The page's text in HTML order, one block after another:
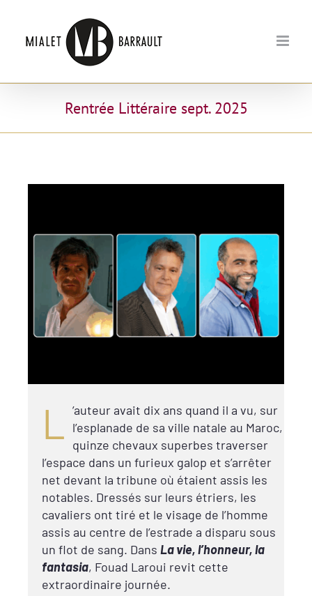
Rentrée Littéraire sept. 2025
L ’auteur avait dix ans quand il a vu, sur
l’esplanade de sa ville natale au Maroc,
quinze chevaux superbes traverser
l’espace dans un furieux galop et s’arrêter
net devant la tribune où étaient assis les
notables. Dressés sur leurs étriers, les
cavaliers ont tiré et le visage de l’homme
assis au centre de l’estrade a disparu sous
un flot de sang. Dans La vie, l’honneur, la
fantasia, Fouad Laroui revit cette
extraordinaire journée.